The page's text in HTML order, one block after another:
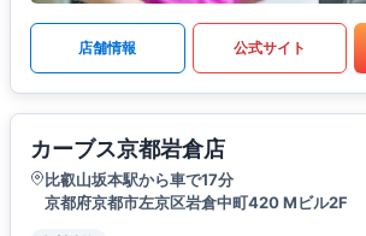
店舗情報 公式サイト
カーブス京都岩倉店
比叡山坂本駅から車で17分
京都府京都市左京区岩倉中町420 Mビル2F